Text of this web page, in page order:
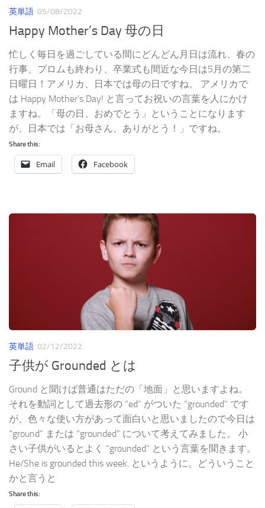
英単語 05/08/2022
Happy Mother’s Day 母の日
忙しく毎日を過ごしている間にどんどん月日は流れ、春の
行事、プロムも終わり、卒業式も間近な今日は5月の第二
日曜日！アメリカ、日本では母の日ですね。 アメリカで
は Happy Mother’s Day! と言ってお祝いの言葉を人にかけ
ますね。「母の日、おめでとう」ということになります
が、日本では「お母さん、ありがとう！」ですね。
Share this:
Email Facebook
英単語 02/12/2022
子供が Grounded とは
Ground と聞けば普通はただの「地面」と思いますよね。
それを動詞として過去形の “ed” がついた “grounded” です
が、色々な使い方があって面白いと思いましたので今日は
“ground” または “grounded” について考えてみました。 小
さい子供がいるとよく “grounded” という言葉を聞きます。
He/She is grounded this week. というように。どういうこと
かと言うと
Share this: